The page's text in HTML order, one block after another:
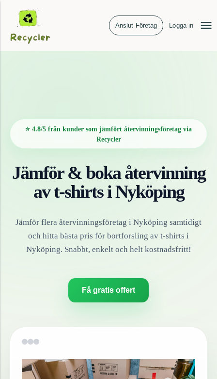
Anslut Företag Logga in
⭐ 4.8/5 från kunder som jämfört återvinningsföretag via
Recycler
Jämför & boka återvinning
avt-shirtsiNyköping
Jämför flera återvinningsföretag i Nyköping samtidigt
och hitta bästa pris för bortforsling av t-shirts i
Nyköping. Snabbt, enkelt och helt kostnadsfritt!
Få gratis offert